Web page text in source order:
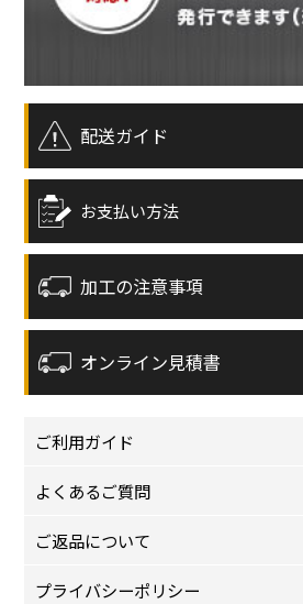
配送ガイド
お支払い方法
加工の注意事項
オンライン見積書
ご利用ガイド
よくあるご質問
ご返品について
プライバシーポリシー